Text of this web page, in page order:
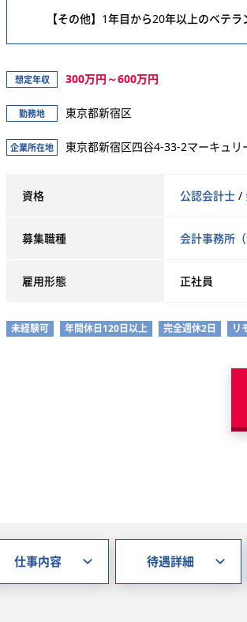
【その他】1年目から20年以上のベテ
想定年収 300万円～600万円
勤務地 東京都新宿区
企業所在地 東京都新宿区四谷4-33-2マーキュリ
資格 公認会計士 /
募集職種 会計事務所（
雇用形態 正社員
未経験可 年間休日120日以上 完全週休2日 リ
仕事内容 待遇詳細